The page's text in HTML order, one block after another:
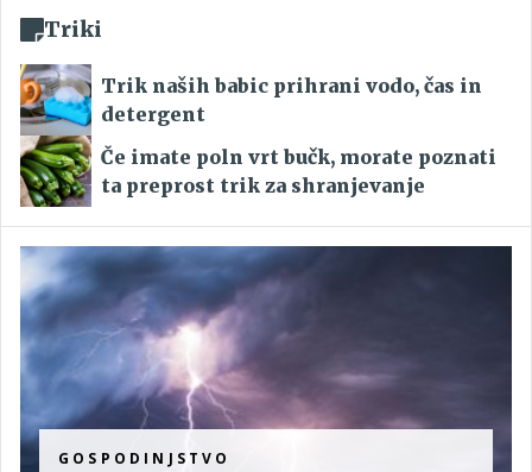
Triki
Trik naših babic prihrani vodo, čas in
detergent
Če imate poln vrt bučk, morate poznati
ta preprost trik za shranjevanje
GOSPODINJSTVO